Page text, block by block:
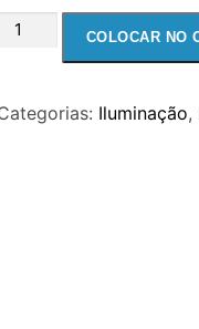
LAMPADA
FLUORESCENTE
COLOCAR NO
Iluminação,